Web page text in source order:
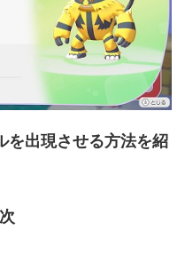
を出現させる方法を紹